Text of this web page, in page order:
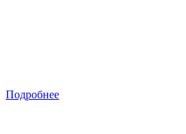
Подробнее